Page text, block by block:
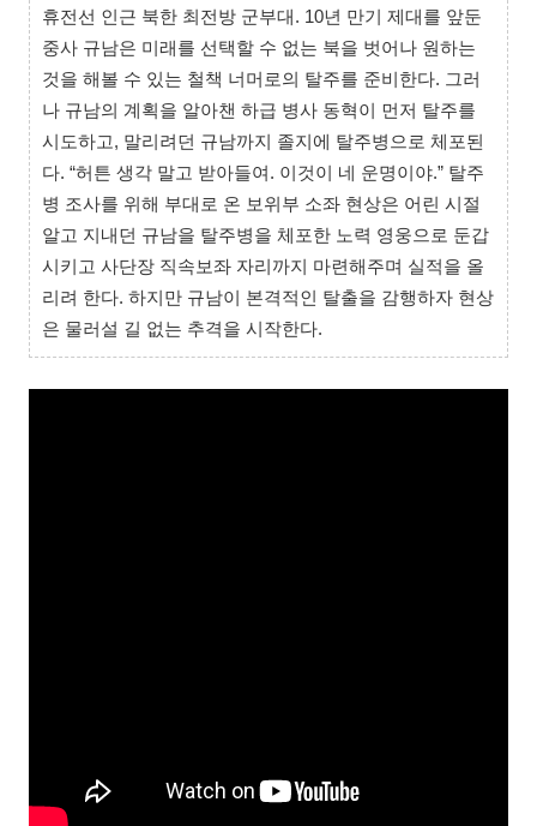
휴전선 인근 북한 최전방 군부대. 10년 만기 제대를 앞둔
중사 규남은 미래를 선택할 수 없는 북을 벗어나 원하는
것을 해볼 수 있는 철책 너머로의 탈주를 준비한다. 그러
나 규남의 계획을 알아챈 하급 병사 동혁이 먼저 탈주를
시도하고, 말리려던 규남까지 졸지에 탈주병으로 체포된
다. “허튼 생각 말고 받아들여. 이것이 네 운명이야.” 탈주
병 조사를 위해 부대로 온 보위부 소좌 현상은 어린 시절
알고 지내던 규남을 탈주병을 체포한 노력 영웅으로 둔갑
시키고 사단장 직속보좌 자리까지 마련해주며 실적을 올
리려 한다. 하지만 규남이 본격적인 탈출을 감행하자 현상
은 물러설 길 없는 추격을 시작한다.